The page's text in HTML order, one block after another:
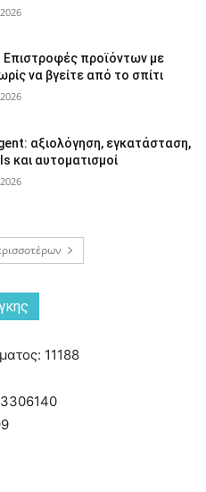
Επιστροφές προϊόντων με
να βγείτε από το σπίτι
αξιολόγηση, εγκατάσταση,
και αυτοματισμοί
11188